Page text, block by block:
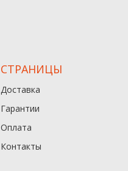
СТРАНИЦЫ
Доставка
Гарантии
Оплата
Контакты